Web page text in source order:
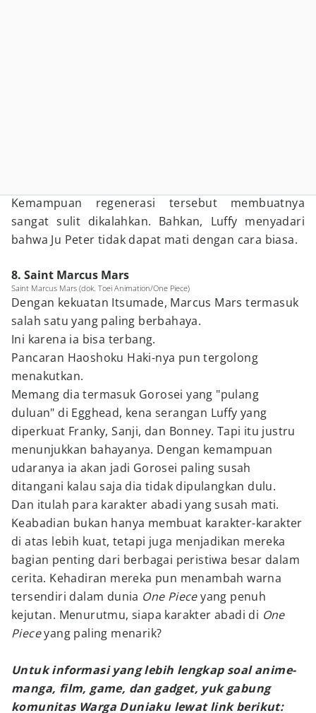
Kemampuan regenerasi tersebut membuatnya
sangat sulit dikalahkan. Bahkan, Luffy menyadari
bahwa Ju Peter tidak dapat mati dengan cara biasa.
8. Saint Marcus Mars
Saint Marcus Mars (dok. Toei Animation/One Piece)
Dengan kekuatan Itsumade, Marcus Mars termasuk
salah satu yang paling berbahaya.
Ini karena ia bisa terbang.
Pancaran Haoshoku Haki-nya pun tergolong
menakutkan.
Memang dia termasuk Gorosei yang "pulang
duluan" di Egghead, kena serangan Luffy yang
diperkuat Franky, Sanji, dan Bonney. Tapi itu justru
menunjukkan bahayanya. Dengan kemampuan
udaranya ia akan jadi Gorosei paling susah
ditangani kalau saja dia tidak dipulangkan dulu.
Dan itulah para karakter abadi yang susah mati.
Keabadian bukan hanya membuat karakter-karakter
di atas lebih kuat, tetapi juga menjadikan mereka
bagian penting dari berbagai peristiwa besar dalam
cerita. Kehadiran mereka pun menambah warna
tersendiri dalam dunia One Pieceyang penuh
kejutan. Menurutmu, siapa karakter abadi di One
Pieceyang paling menarik?
Untuk informasi yang lebih lengkap soal anime-
manga, film, game, dan gadget, yuk gabung
komunitas Warga Duniaku lewat link berikut: